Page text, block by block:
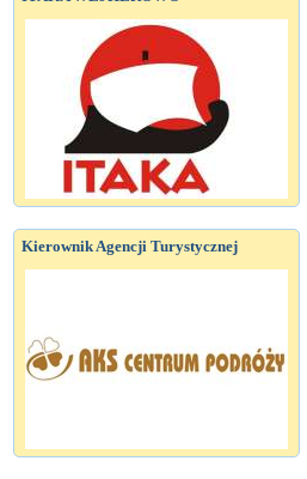
Kierownik Agencji Turystycznej